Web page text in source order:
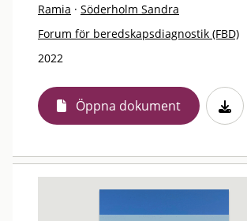
Ramia · Söderholm Sandra
Forum för beredskapsdiagnostik (FBD)
2022
Öppna dokument